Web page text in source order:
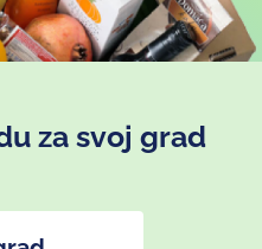
za svoj grad